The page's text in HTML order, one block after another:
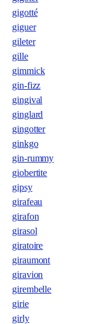
gigotté
giguer
gileter
gille
gimmick
gin-fizz
gingival
ginglard
gingotter
ginkgo
gin-rummy
giobertite
gipsy
girafeau
girafon
girasol
giratoire
giraumont
giravion
girembelle
girie
girly